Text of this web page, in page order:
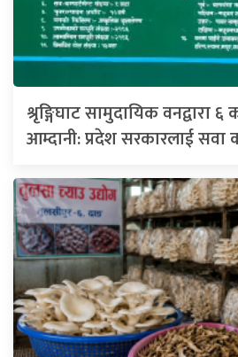
श्रृङ्गिघाट सामुदायिक वनद्वारा
आम्दानी: प्रदेश सरकारलाई सवा